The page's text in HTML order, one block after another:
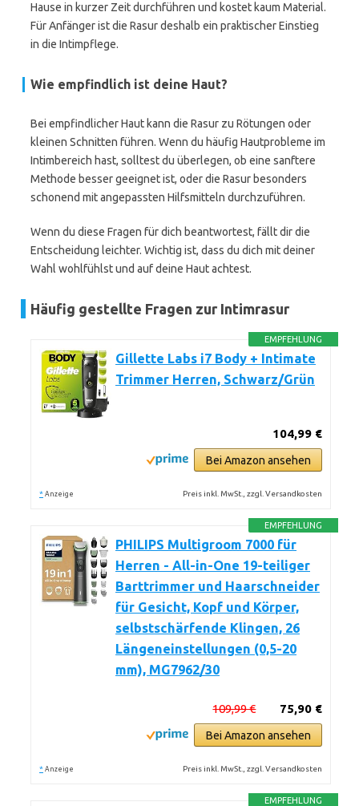
Hause in kurzer Zeit durchführen und kostet kaum Material.
Für Anfänger ist die Rasur deshalb ein praktischer Einstieg
in die Intimpflege.
Wie empfindlich ist deine Haut?
Bei empfindlicher Haut kann die Rasur zu Rötungen oder
kleinen Schnitten führen. Wenn du häufig Hautprobleme im
Intimbereich hast, solltest du überlegen, ob eine sanftere
Methode besser geeignet ist, oder die Rasur besonders
schonend mit angepassten Hilfsmitteln durchzuführen.
Wenn du diese Fragen für dich beantwortest, fällt dir die
Entscheidung leichter. Wichtig ist, dass du dich mit deiner
Wahl wohlfühlst und auf deine Haut achtest.
Häufig gestellte Fragen zur Intimrasur
EMPFEHLUNG
Gillette Labs i7 Body + Intimate
Trimmer Herren, Schwarz/Grün
104,99 €
Bei Amazon ansehen
* Anzeige Preis inkl. MwSt., zzgl. Versandkosten
EMPFEHLUNG
PHILIPS Multigroom 7000 für
Herren - All-in-One 19-teiliger
Barttrimmer und Haarschneider
für Gesicht, Kopf und Körper,
selbstschärfende Klingen, 26
Längeneinstellungen (0,5-20
mm), MG7962/30
75,90 €
109,99 €
Bei Amazon ansehen
* Anzeige Preis inkl. MwSt., zzgl. Versandkosten
EMPFEHLUNG